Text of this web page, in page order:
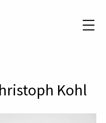
Kohl